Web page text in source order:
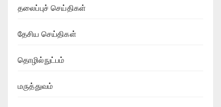
தலைப்புச் செய்திகள்
தேசிய செய்திகள்
தொழில்நுட்பம்
மருத்துவம்